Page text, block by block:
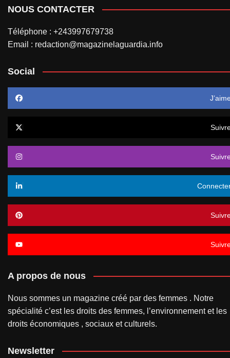
NOUS CONTACTER
Téléphone : +243997679738
Email : redaction@magazinelaguardia.info
Social
A propos de nous
Nous sommes un magazine créé par des femmes . Notre
spécialité c’est les droits des femmes, l’environnement et les
droits économiques , sociaux et culturels.
Newsletter